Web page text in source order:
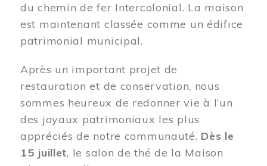
du chemin de fer Intercolonial. La maison
est maintenant classée comme un édifice
patrimonial municipal.
Après un important projet de
restauration et de conservation, nous
sommes heureux de redonner vie à l’un
des joyaux patrimoniaux les plus
appréciés de notre communauté. Dès le
15 juillet, le salon de thé de la Maison